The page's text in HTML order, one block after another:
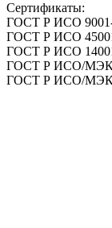
Сертификаты:
ГОСТ Р ИСО 9001-
ГОСТ Р ИСО
ГОСТ Р ИСО
ГОСТ Р ИСО/МЭК
ГОСТ Р ИСО/МЭК